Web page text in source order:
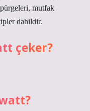
mutfak
dahildir.
çeker?